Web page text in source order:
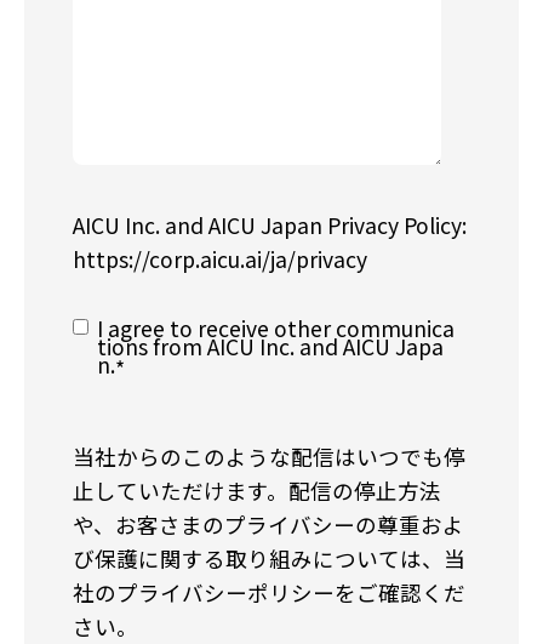
AICU Inc. and AICU Japan Privacy Policy:
https://corp.aicu.ai/ja/privacy
I agree to receive other communica
tions from AICU Inc. and AICU Japa
n.*
当社からのこのような配信はいつでも停
止していただけます。配信の停止方法
や、お客さまのプライバシーの尊重およ
び保護に関する取り組みについては、当
社のプライバシーポリシーをご確認くだ
さい。